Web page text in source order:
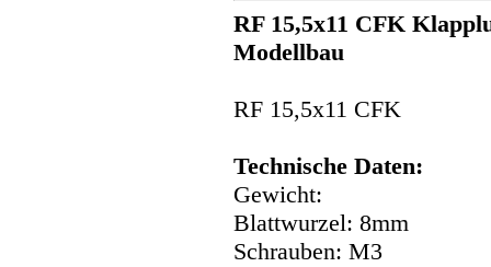
RF 15,5x11 CFK
Modellbau
RF 15,5x11 CFK
Technische Daten:
Gewicht:
Blattwurzel: 8mm
Schrauben: M3